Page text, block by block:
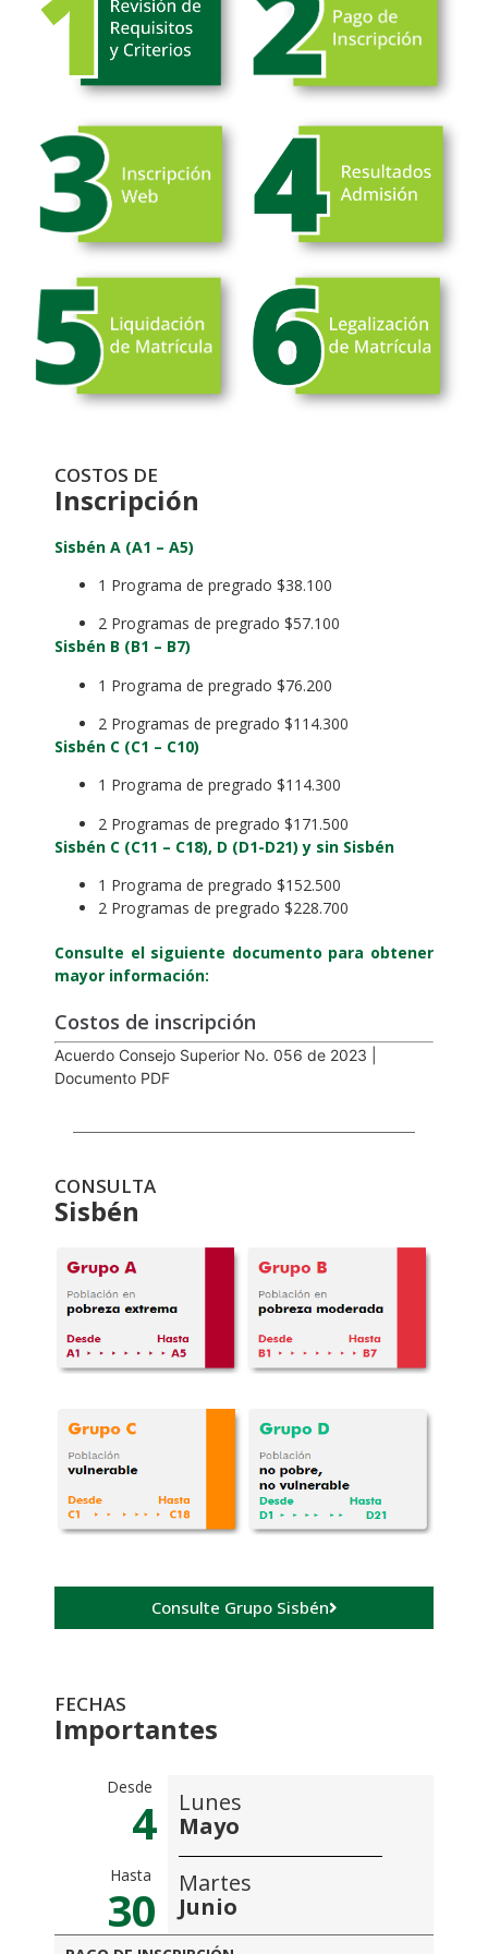
COSTOS DE
Inscripción
Sisbén A (A1 – A5)
1 Programa de pregrado $38.100
2 Programas de pregrado $57.100
Sisbén B (B1 – B7)
1 Programa de pregrado $76.200
2 Programas de pregrado $114.300
Sisbén C (C1 – C10)
1 Programa de pregrado $114.300
2 Programas de pregrado $171.500
Sisbén C (C11 – C18), D (D1-D21) y sin Sisbén
1 Programa de pregrado $152.500
2 Programas de pregrado $228.700
Consulte el siguiente documento para obtener
mayor información:
Costos de inscripción
Acuerdo Consejo Superior No. 056 de 2023 |
Documento PDF
CONSULTA
Sisbén
Consulte Grupo Sisbén
FECHAS
Importantes
Desde
4
Hasta
30
Lunes
Mayo
Martes
Junio